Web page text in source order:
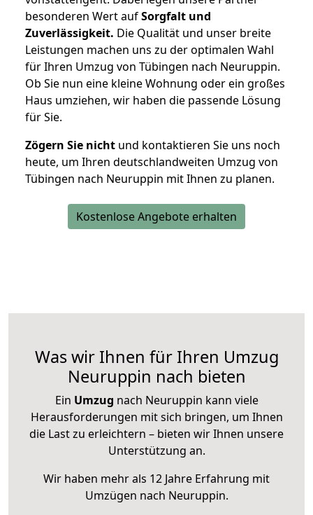
besonderen Wert aufSorgfalt und
Zuverlässigkeit. Die Qualität und unser breite
Leistungen machen uns zu der optimalen Wahl
für Ihren Umzug von Tübingen nach Neuruppin.
Ob Sie nun eine kleine Wohnung oder ein großes
Haus umziehen, wir haben die passende Lösung
für Sie.
Zögern Sie nicht und kontaktieren Sie uns noch
heute, um Ihren deutschlandweiten Umzug von
Tübingen nach Neuruppin mit Ihnen zu planen.
Kostenlose Angebote erhalten
Was wir Ihnen für Ihren Umzug
Neuruppin nach bieten
Ein Umzug nach Neuruppin kann viele
Herausforderungen mit sich bringen, um Ihnen
die Last zu erleichtern – bieten wir Ihnen unsere
Unterstützung an.
Wir haben mehr als 12 Jahre Erfahrung mit
Umzügen nach Neuruppin.